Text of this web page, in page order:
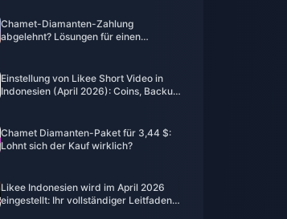
Chamet-Diamanten-Zahlung
abgelehnt? Lösungen für einen
Einstellung von Likee Short Video in
Indonesien (April 2026): Coins, Backup
Chamet Diamanten-Paket für 3,44 $:
Lohnt sich der Kauf wirklich?
Likee Indonesien wird im April 2026
eingestellt: Ihr vollständiger Leitfaden